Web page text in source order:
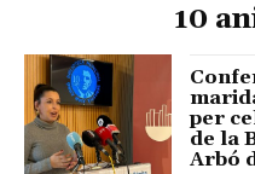
10
per
de la
Arbó